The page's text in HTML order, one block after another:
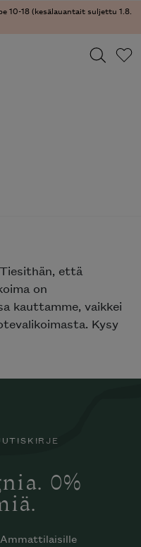
10-18 (kesälauantait suljettu 1.8.
että
on
kauttamme, vaikkei
Kysy
0%
Ammattilaisille